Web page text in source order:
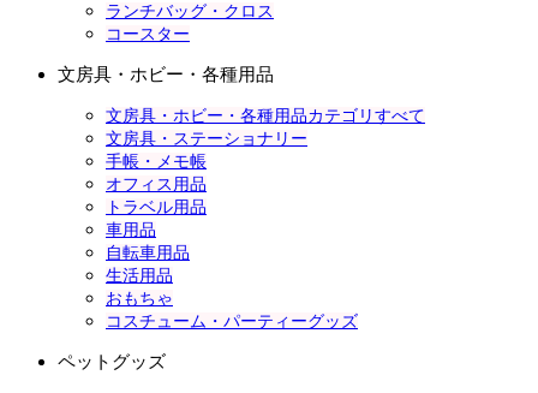
ランチバッグ・クロス
コースター
文房具・ホビー・各種用品
文房具・ホビー・各種用品カテゴリすべて
文房具・ステーショナリー
手帳・メモ帳
オフィス用品
トラベル用品
車用品
自転車用品
生活用品
おもちゃ
コスチューム・パーティーグッズ
ペットグッズ